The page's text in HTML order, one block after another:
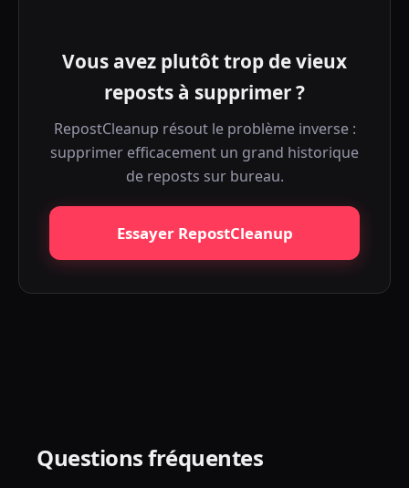
Vous avez plutôt trop de vieux
reposts à supprimer ?
RepostCleanup résout le problème inverse :
supprimer efficacement un grand historique
de reposts sur bureau.
Essayer RepostCleanup
Questions fréquentes